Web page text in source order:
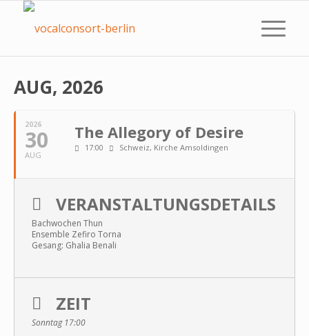
AUG, 2026
2026
30
AUG
The Allegory of Desire
17:00 Schweiz, Kirche Amsoldingen
VERANSTALTUNGSDETAILS
Bachwochen Thun
Ensemble Zefiro Torna
Gesang: Ghalia Benali
ZEIT
Sonntag 17:00